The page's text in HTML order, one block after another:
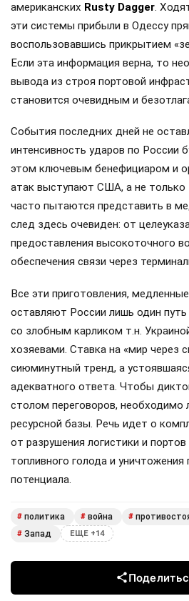
американских Rusty Dagger.
эти системы прибыли в Одессу
воспользовавшись прикрытием
Если эта информация верна, то
вывода из строя портовой
становится очевидным и
События последних дней не
интенсивность ударов по России
этом ключевым бенефициаром и
атак выступают США, а не только
часто пытаются представить в
след здесь очевиден: от
предоставления высокоточного
обеспечения связи через
Все эти приготовления,
оставляют России лишь один
со злобным карликом т.н.
хозяевами. Ставка на «мир через
сиюминутный тренд, а
адекватного ответа. Чтобы
столом переговоров, необходимо
ресурсной базы. Речь идет о
от разрушения логистики и
топливного голода и уничтожения
потенциала.
# политика # война #
# Запад ЕЩЕ +14